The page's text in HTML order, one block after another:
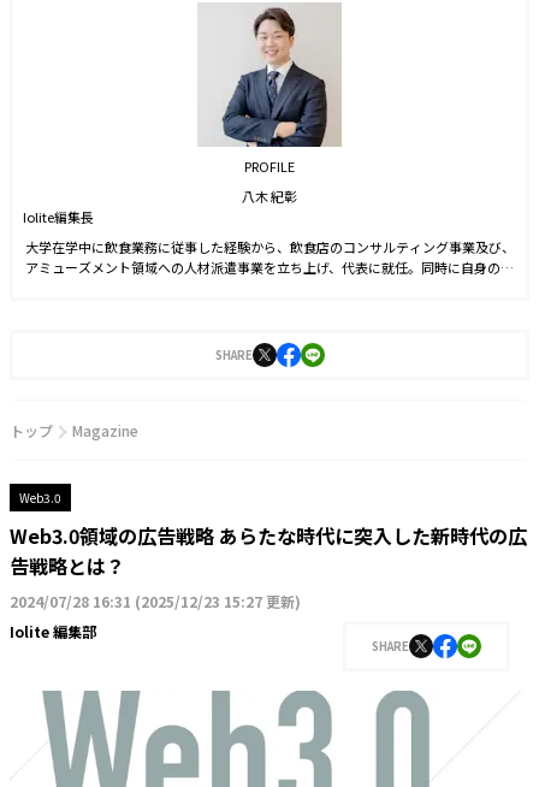
PROFILE
八木 紀彰
Iolite編集長
大学在学中に飲食業務に従事した経験から、飲食店のコンサルティング事業及び、
アミューズメント領域への人材派遣事業を立ち上げ、代表に就任。同時に自身のブ
刊。
SHARE
トップ Magazine
Web3.0
Web3.0領域の広告戦略 あらたな時代に突入した新時代の広
告戦略とは？
2024/07/28 16:31 (2025/12/23 15:27 更新)
Iolite 編集部
SHARE